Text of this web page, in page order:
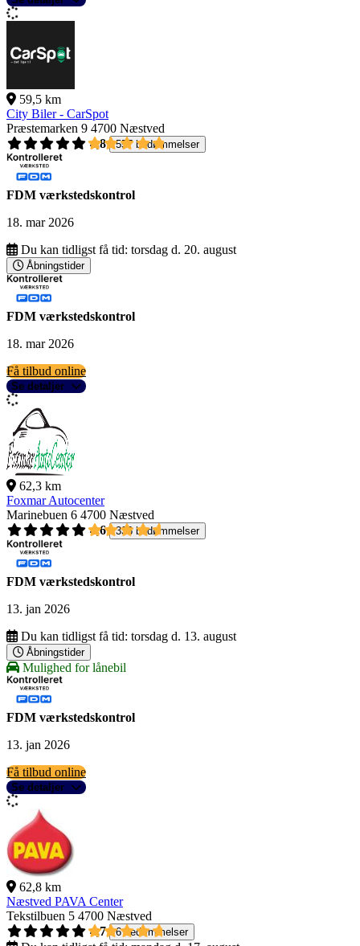
59,5 km
City Biler - CarSpot
Præstemarken 9 4700 Næstved
4,8
557 bedømmelser
FDM værkstedskontrol
18. mar 2026
Du kan tidligst få tid: torsdag d. 20. august
Åbningstider
FDM værkstedskontrol
18. mar 2026
Få tilbud online
Se detaljer
62,3 km
Foxmar Autocenter
Marinebuen 6 4700 Næstved
4,6
336 bedømmelser
FDM værkstedskontrol
13. jan 2026
Du kan tidligst få tid: torsdag d. 13. august
Åbningstider
Mulighed for lånebil
FDM værkstedskontrol
13. jan 2026
Få tilbud online
Se detaljer
62,8 km
Næstved PAVA Center
Tekstilbuen 5 4700 Næstved
4,7
6 bedømmelser